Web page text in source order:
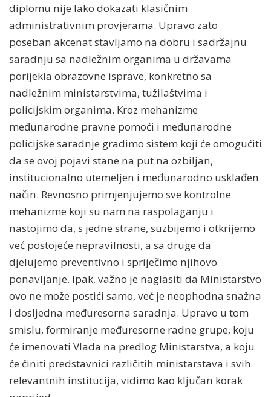
diplomu nije lako dokazati klasičnim
administrativnim provjerama. Upravo zato
poseban akcenat stavljamo na dobru i sadržajnu
saradnju sa nadležnim organima u državama
porijekla obrazovne isprave, konkretno sa
nadležnim ministarstvima, tužilaštvima i
policijskim organima. Kroz mehanizme
međunarodne pravne pomoći i međunarodne
policijske saradnje gradimo sistem koji će omogućiti
da se ovoj pojavi stane na put na ozbiljan,
institucionalno utemeljen i međunarodno usklađen
način. Revnosno primjenjujemo sve kontrolne
mehanizme koji su nam na raspolaganju i
nastojimo da, s jedne strane, suzbijemo i otkrijemo
već postojeće nepravilnosti, a sa druge da
djelujemo preventivno i spriječimo njihovo
ponavljanje. Ipak, važno je naglasiti da Ministarstvo
ovo ne može postići samo, već je neophodna snažna
i dosljedna međuresorna saradnja. Upravo u tom
smislu, formiranje međuresorne radne grupe, koju
će imenovati Vlada na predlog Ministarstva, a koju
će činiti predstavnici različitih ministarstava i svih
relevantnih institucija, vidimo kao ključan korak